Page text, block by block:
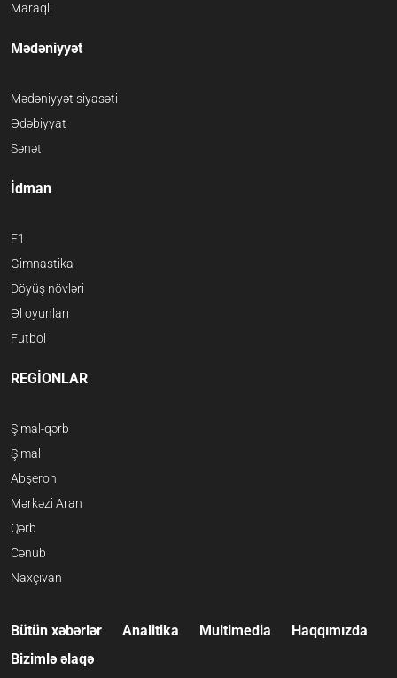
Maraqlı
Mədəniyyət
Mədəniyyət siyasəti
Ədəbiyyat
Sənət
İdman
F1
Gimnastika
Döyüş növləri
Əl oyunları
Futbol
REGİONLAR
Şimal-qərb
Şimal
Abşeron
Mərkəzi Aran
Qərb
Cənub
Naxçıvan
Bütün xəbərlər Analitika Multimedia
Haqqımızda
Bizimlə əlaqə